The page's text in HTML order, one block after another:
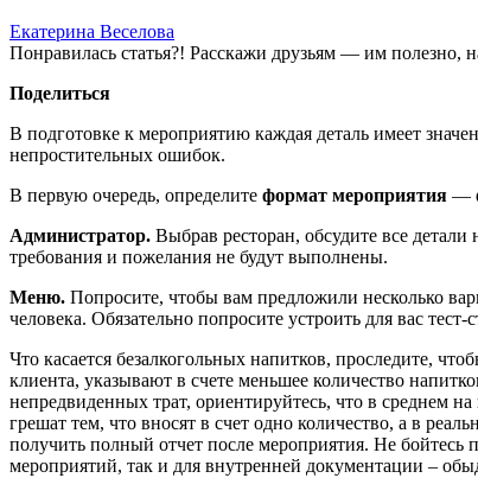
Екатерина Веселова
Понравилась статья?! Расскажи друзьям — им полезно,
Поделиться
В подготовке к мероприятию каждая деталь имеет
непростительных ошибок.
В первую очередь, определите формат мероприятия —
Администратор. Выбрав ресторан, обсудите все
требования и пожелания не будут выполнены.
Меню. Попросите, чтобы вам предложили несколько
человека. Обязательно попросите устроить для вас
Что касается безалкогольных напитков, проследите,
клиента, указывают в счете меньшее количество
непредвиденных трат, ориентируйтесь, что в среднем
грешат тем, что вносят в счет одно количество, а в
получить полный отчет после мероприятия. Не бойтесь
мероприятий, так и для внутренней документации –